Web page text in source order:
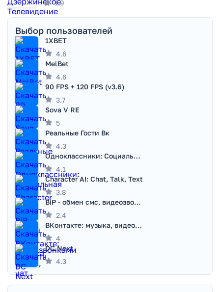
1.9
Выбор пользователей
1XBET
4.6
MelBet
4.6
90 FPS + 120 FPS (v3.6)
3.7
Sova V RE
5
Реальные Гости Вк
4.3
Одноклассники: Социальная сеть
4.1
Character AI: Chat, Talk, Text
3.8
BiP - обмен смс, видеозвонками
2.4
ВКонтакте: музыка, видео, чат
4
DC Next
4.3